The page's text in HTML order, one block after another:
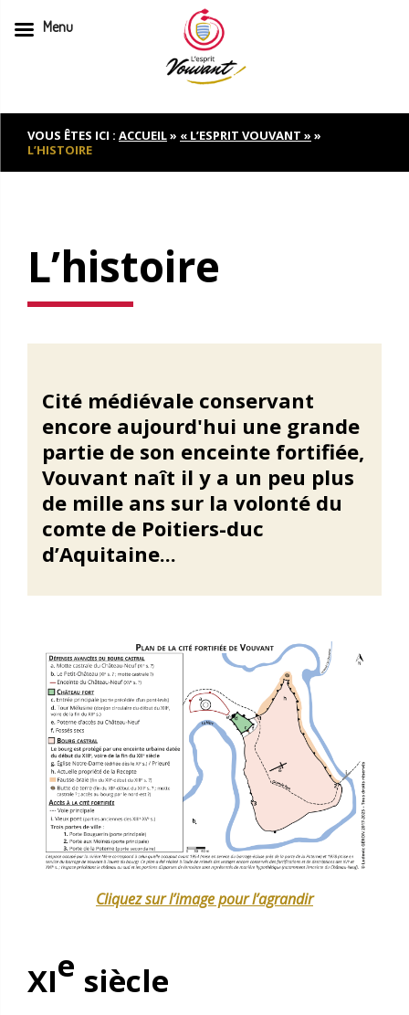
to
contentVOUS ÊTES ICI : ACCUEIL» « L’ESPRIT VOUVANT » »
L’HISTOIRE
L’histoire
Cité médiévale conservant
encore aujourd'hui une grande
partie de son enceinte fortifiée,
Vouvant naît il y a un peu plus
de mille ans sur la volonté du
comte de Poitiers-duc
d’Aquitaine...
Cliquez sur l’image pour l’agrandir
XIe siècle
Menu